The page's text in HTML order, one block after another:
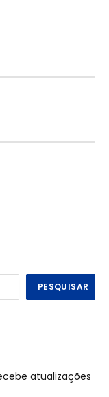
PESQUISAR
atualizações